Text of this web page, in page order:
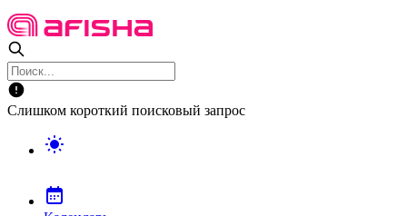
Слишком короткий поисковый запрос